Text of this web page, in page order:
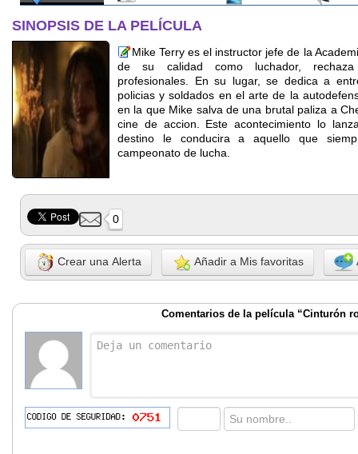
SINOPSIS DE LA PELÍCULA
Mike Terry es el instructor jefe de la
de su calidad como luchador, rechaza
profesionales. En su lugar, se dedica a
policias y soldados en el arte de la
en la que Mike salva de una brutal paliza a
cine de accion. Este acontecimiento lo
destino le conducira a aquello que
campeonato de lucha.
0
Crear una Alerta Añadir a Mis favoritas
Comentarios de la película “Cinturón